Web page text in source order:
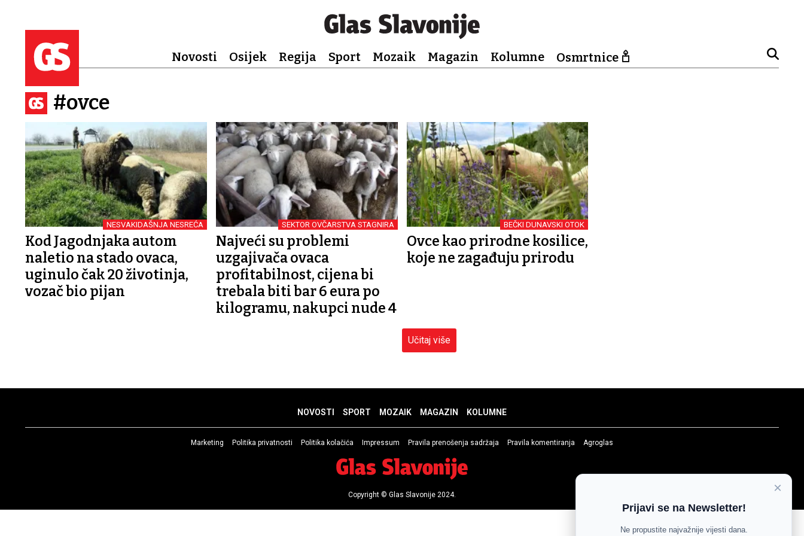
Novosti Osijek Regija Sport Mozaik Magazin Kolumne Osmrtnice
#ovce
NESVAKIDAŠNJA NESREĆA
Kod Jagodnjaka autom
naletio na stado ovaca,
uginulo čak 20 životinja,
vozač bio pijan
SEKTOR OVČARSTVA STAGNIRA
Najveći su problemi
uzgajivača ovaca
profitabilnost, cijena bi
trebala biti bar 6 eura po
kilogramu, nakupci nude 4
BEČKI DUNAVSKI OTOK
Ovce kao prirodne kosilice,
koje ne zagađuju prirodu
Učitaj više
NOVOSTI SPORT MOZAIK MAGAZIN KOLUMNE
Marketing Politika privatnosti Politika kolačića Impressum Pravila prenošenja sadržaja Pravila komentiranja Agroglas
Copyright © Glas Slavonije 2024. ×
Prijavi se na Newsletter!
Ne propustite najvažnije vijesti dana.